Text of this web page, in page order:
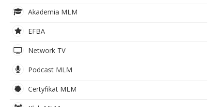
Akademia MLM
EFBA
Network TV
Podcast MLM
Certyfikat MLM